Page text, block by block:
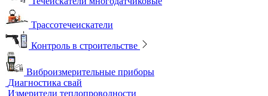
Абразиометры
Блескомеры, колориметры
Контроль герметичности
Вакуумные рамки
Вакуумные установки
Портативные гелиевые течеискатели
Течеискатели акустические